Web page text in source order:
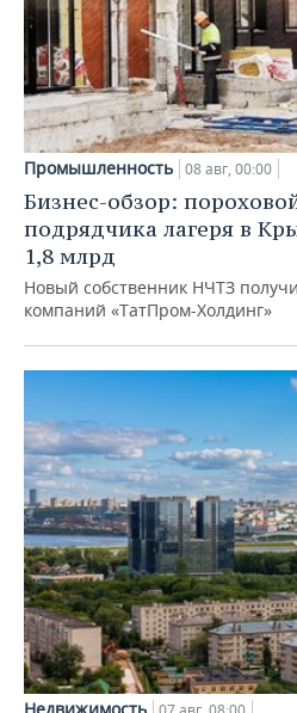
Промышленность 08 авг, 00:00
Бизнес-обзор:
подрядчика лагеря в
1,8 млрд
Новый собственник НЧТЗ
компаний «ТатПром-Холдинг»